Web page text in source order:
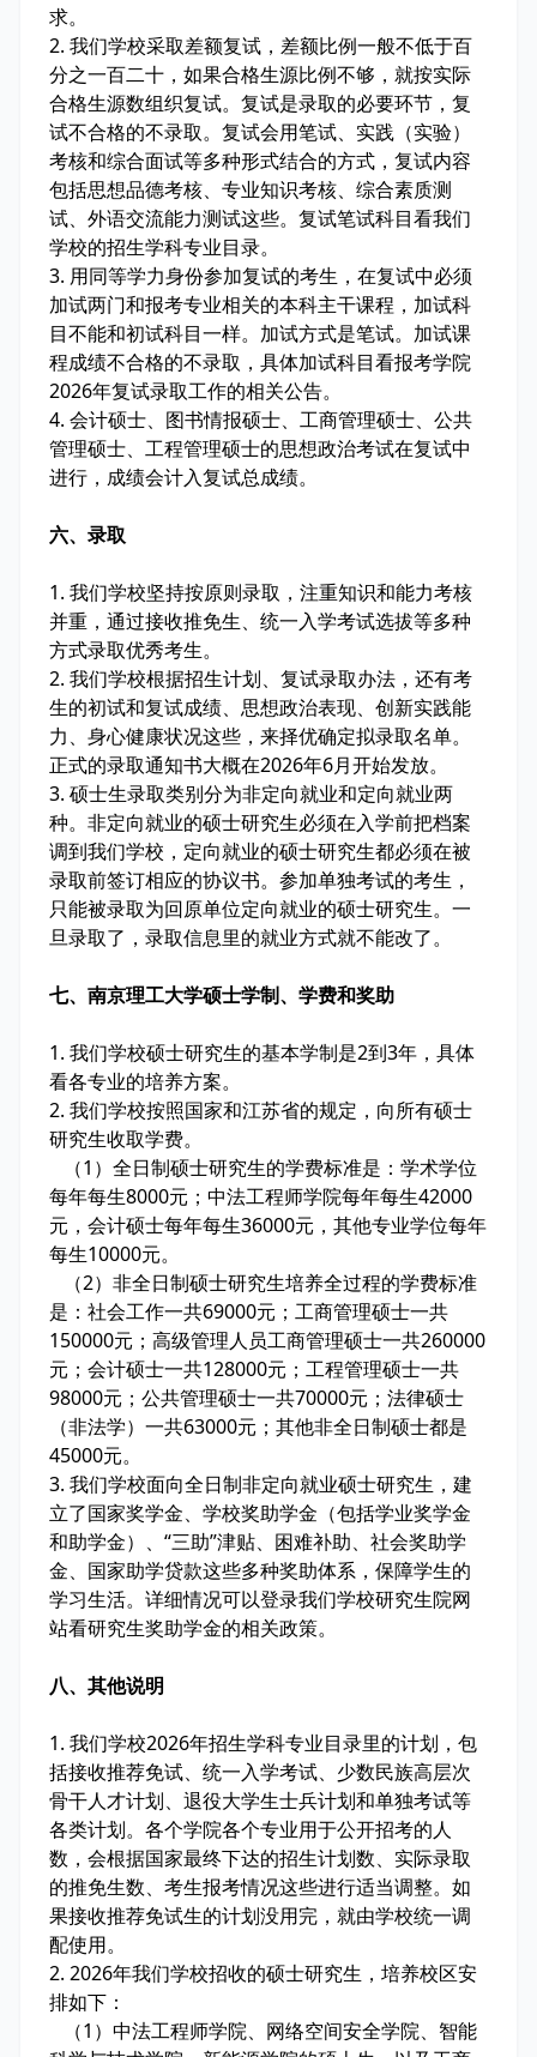
求。
2. 我们学校采取差额复试，差额比例一般不低于百
分之一百二十，如果合格生源比例不够，就按实际
合格生源数组织复试。复试是录取的必要环节，复
试不合格的不录取。复试会用笔试、实践（实验）
考核和综合面试等多种形式结合的方式，复试内容
包括思想品德考核、专业知识考核、综合素质测
试、外语交流能力测试这些。复试笔试科目看我们
学校的招生学科专业目录。
3. 用同等学力身份参加复试的考生，在复试中必须
加试两门和报考专业相关的本科主干课程，加试科
目不能和初试科目一样。加试方式是笔试。加试课
程成绩不合格的不录取，具体加试科目看报考学院
2026年复试录取工作的相关公告。
4. 会计硕士、图书情报硕士、工商管理硕士、公共
管理硕士、工程管理硕士的思想政治考试在复试中
进行，成绩会计入复试总成绩。
六、录取
1. 我们学校坚持按原则录取，注重知识和能力考核
并重，通过接收推免生、统一入学考试选拔等多种
方式录取优秀考生。
2. 我们学校根据招生计划、复试录取办法，还有考
生的初试和复试成绩、思想政治表现、创新实践能
力、身心健康状况这些，来择优确定拟录取名单。
正式的录取通知书大概在2026年6月开始发放。
3. 硕士生录取类别分为非定向就业和定向就业两
种。非定向就业的硕士研究生必须在入学前把档案
调到我们学校，定向就业的硕士研究生都必须在被
录取前签订相应的协议书。参加单独考试的考生，
只能被录取为回原单位定向就业的硕士研究生。一
旦录取了，录取信息里的就业方式就不能改了。
七、南京理工大学硕士学制、学费和奖助
1. 我们学校硕士研究生的基本学制是2到3年，具体
看各专业的培养方案。
2. 我们学校按照国家和江苏省的规定，向所有硕士
研究生收取学费。
（1）全日制硕士研究生的学费标准是：学术学位
每年每生8000元；中法工程师学院每年每生42000
元，会计硕士每年每生36000元，其他专业学位每年
每生10000元。
（2）非全日制硕士研究生培养全过程的学费标准
是：社会工作一共69000元；工商管理硕士一共
150000元；高级管理人员工商管理硕士一共260000
元；会计硕士一共128000元；工程管理硕士一共
98000元；公共管理硕士一共70000元；法律硕士
（非法学）一共63000元；其他非全日制硕士都是
45000元。
3. 我们学校面向全日制非定向就业硕士研究生，建
立了国家奖学金、学校奖助学金（包括学业奖学金
和助学金）、“三助”津贴、困难补助、社会奖助学
金、国家助学贷款这些多种奖助体系，保障学生的
学习生活。详细情况可以登录我们学校研究生院网
站看研究生奖助学金的相关政策。
八、其他说明
1. 我们学校2026年招生学科专业目录里的计划，包
括接收推荐免试、统一入学考试、少数民族高层次
骨干人才计划、退役大学生士兵计划和单独考试等
各类计划。各个学院各个专业用于公开招考的人
数，会根据国家最终下达的招生计划数、实际录取
的推免生数、考生报考情况这些进行适当调整。如
果接收推荐免试生的计划没用完，就由学校统一调
配使用。
2. 2026年我们学校招收的硕士研究生，培养校区安
排如下：
（1）中法工程师学院、网络空间安全学院、智能